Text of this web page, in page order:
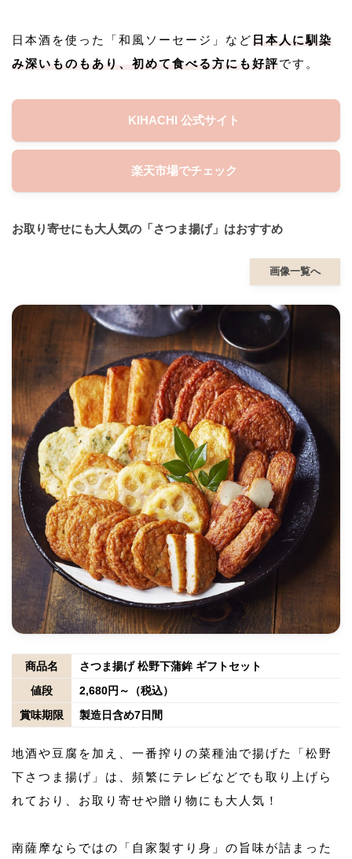
日本酒を使った「和風ソーセージ」など 日本人に馴染
み深いものもあり、初めて食べる方にも好評です。
KIHACHI 公式サイト
楽天市場でチェック
お取り寄せにも大人気の「さつま揚げ」はおすすめ
画像一覧へ
商品名
さつま揚げ 松野下蒲鉾 ギフトセット
値段
2,680円～（税込）
賞味期限
製造日含め7日間
地酒や豆腐を加え、一番搾りの菜種油で揚げた「松野
下さつま揚げ」は、頻繁にテレビなどでも取り上げら
れており、お取り寄せや贈り物にも大人気！
南薩摩ならではの「自家製すり身」の旨味が詰まった